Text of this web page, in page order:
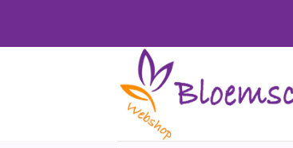
inhoud